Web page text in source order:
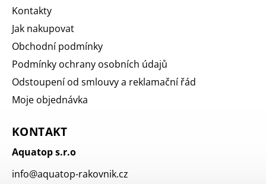
Kontakty
Jak nakupovat
Obchodní podmínky
Podmínky ochrany osobních údajů
Odstoupení od smlouvy a reklamační řád
Moje objednávka
KONTAKT
Aquatop s.r.o
info@aquatop-rakovnik.cz